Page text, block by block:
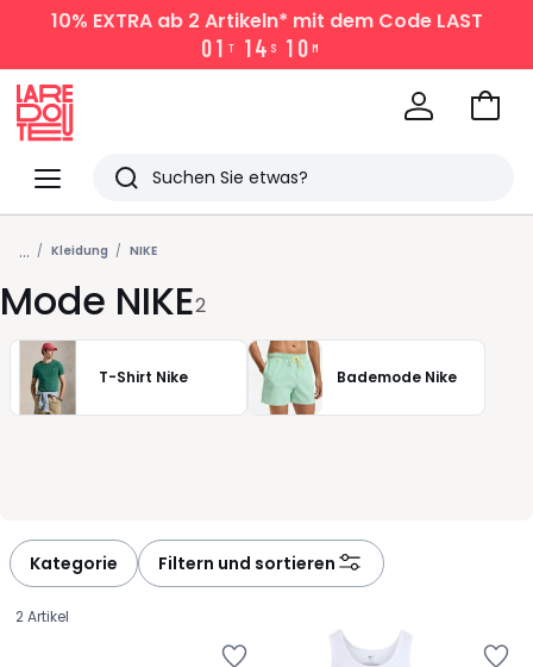
10% EXTRAab 2 Artikeln* mit dem Code LAST
01 T 14 S 1 0 M
Menü
Redoute
Suchen
Zuletzt
angesehen
Artikel
Zum
... Kleidung NIKE
Mode NIKE2
T-Shirt Nike Bademode Nike
Kategorie Filtern und sortieren
2 Artikel